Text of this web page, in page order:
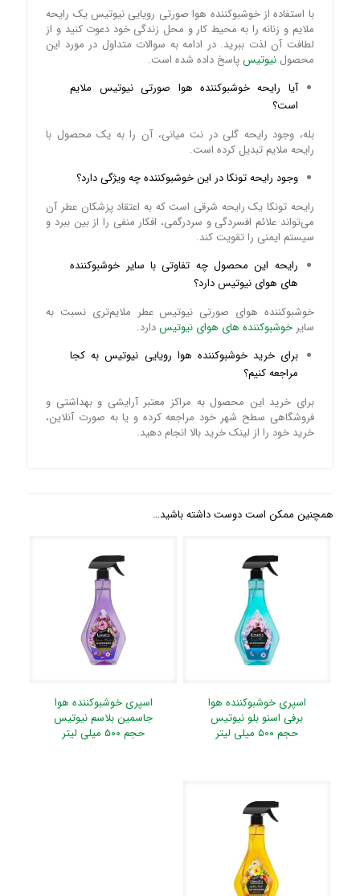
با استفاده از خوشبوکننده هوا صورتی رویایی نیوتیس یک رایحه
ملایم و زنانه را به محیط کار و محل زندگی خود دعوت کنید و از
لطافت آن لذت ببرید. در ادامه به سوالات متداول در مورد این
محصولنیوتیسپاسخ داده شده است.
آیا رایحه خوشبوکننده هوا صورتی نیوتیس ملایم
است؟
بله، وجود رایحه گلی در نت میانی، آن را به یک محصول با
رایحه ملایم تبدیل کرده است.
وجود رایحه تونکا در این خوشبوکننده چه ویژگی دارد؟
رایحه تونکا یک رایحه شرقی است که به اعتقاد پزشکان عطر آن
می‌تواند علائم افسردگی و سردرگمی، افکار منفی را از بین ببرد و
سیستم ایمنی را تقویت کند.
رایحه این محصول چه تفاوتی با سایر خوشبوکننده
های هوای نیوتیس دارد؟
خوشبوکننده هوای صورتی نیوتیس عطر ملایم‌تری نسبت به
سایرخوشبوکننده های هوای نیوتیسدارد.
برای خرید خوشبوکننده هوا رویایی نیوتیس به کجا
مراجعه کنیم؟
برای خرید این محصول به مراکز معتبر آرایشی و بهداشتی و
فروشگاهی سطح شهر خود مراجعه کرده و یا به صورت آنلاین،
خرید خود را از لینک خرید بالا انجام دهید.
همچنین ممکن است دوست داشته باشید…
اسپری خوشبوکننده هوا
برفی اسنو بلو نیوتیس
حجم ۵۰۰ میلی لیتر
اسپری خوشبوکننده هوا
جاسمین بلاسم نیوتیس
حجم ۵۰۰ میلی لیتر